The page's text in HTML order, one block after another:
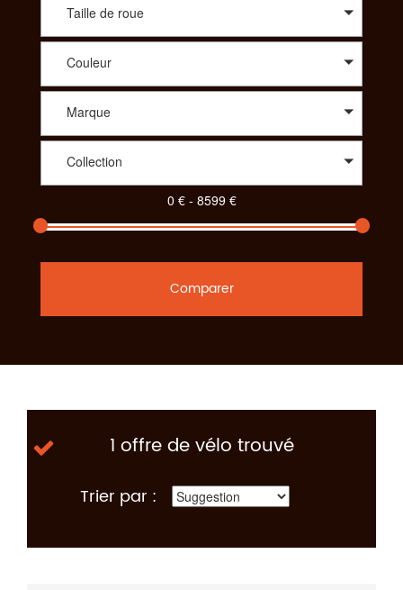
Taille de roue
Couleur
Marque
Collection
Comparer
1 offre de vélo trouvé
Trier par :